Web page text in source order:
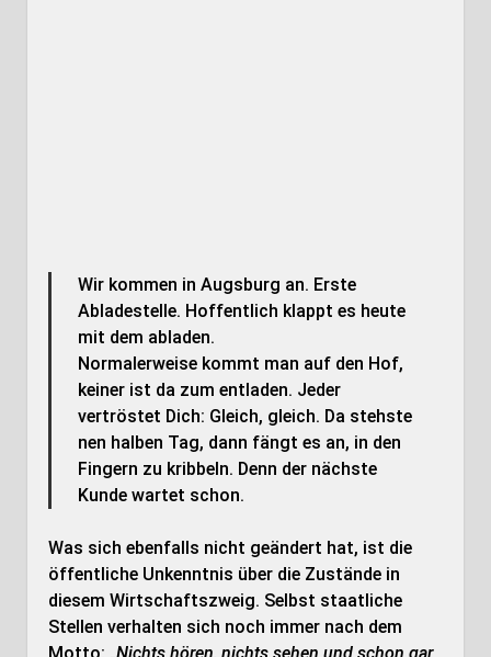
Wir kommen in Augsburg an. Erste
Abladestelle. Hoffentlich klappt es heute
mit dem abladen.
Normalerweise kommt man auf den Hof,
keiner ist da zum entladen. Jeder
vertröstet Dich: Gleich, gleich. Da stehste
nen halben Tag, dann fängt es an, in den
Fingern zu kribbeln. Denn der nächste
Kunde wartet schon.
Was sich ebenfalls nicht geändert hat, ist die
öffentliche Unkenntnis über die Zustände in
diesem Wirtschaftszweig. Selbst staatliche
Stellen verhalten sich noch immer nach dem